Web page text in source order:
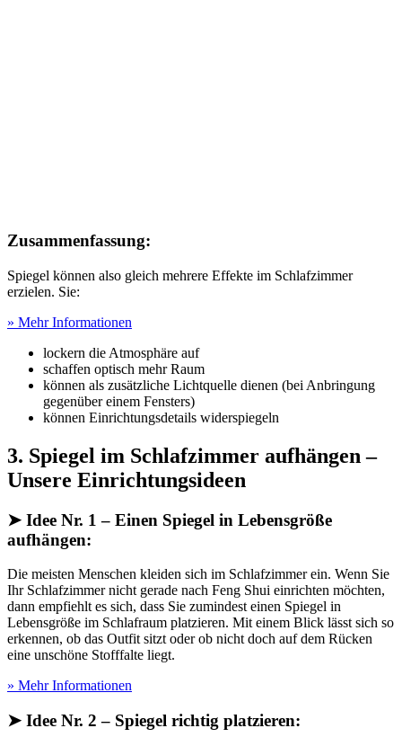
Zusammenfassung:
Spiegel können also gleich mehrere Effekte im Schlafzimmer
erzielen. Sie:
» Mehr Informationen
lockern die Atmosphäre auf
schaffen optisch mehr Raum
können als zusätzliche Lichtquelle dienen (bei Anbringung
gegenüber einem Fensters)
können Einrichtungsdetails widerspiegeln
3. Spiegel im Schlafzimmer aufhängen –
Unsere Einrichtungsideen
➤ Idee Nr. 1 – Einen Spiegel in Lebensgröße
aufhängen:
Die meisten Menschen kleiden sich im Schlafzimmer ein. Wenn Sie
Ihr Schlafzimmer nicht gerade nach Feng Shui einrichten möchten,
dann empfiehlt es sich, dass Sie zumindest einen Spiegel in
Lebensgröße im Schlafraum platzieren. Mit einem Blick lässt sich so
erkennen, ob das Outfit sitzt oder ob nicht doch auf dem Rücken
eine unschöne Stofffalte liegt.
» Mehr Informationen
➤ Idee Nr. 2 – Spiegel richtig platzieren: